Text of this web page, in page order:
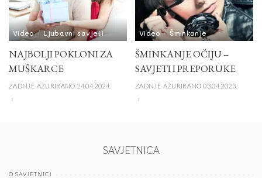
Video Ljubavni savjeti
NAJBOLJI POKLONI ZA
MUŠKARCE
ZADNJE AŽURIRANO 24.04.2024.
Video Šminkanje
ŠMINKANJE OČIJU –
SAVJETI I PREPORUKE
ZADNJE AŽURIRANO 03.04.2023.
SAVJETNICA
O SAVJETNICI